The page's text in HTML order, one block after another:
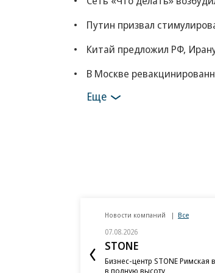
Путин призвал
Китай предложил РФ,
В Москве
Еще
Новости компаний Все
07.08.2026
STONE
Бизнес-центр STONE Римская
в полную высоту